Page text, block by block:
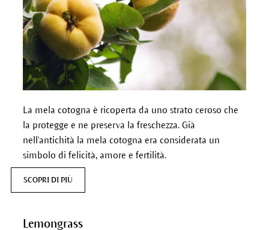
La mela cotogna è ricoperta da uno strato ceroso che
la protegge e ne preserva la freschezza. Già
nell'antichità la mela cotogna era considerata un
simbolo di felicità, amore e fertilità.
SCOPRI DI PIÙ
Lemongrass